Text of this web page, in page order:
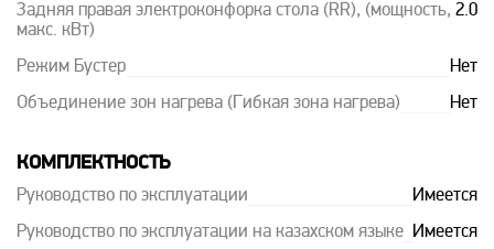
Задняя правая электроконфорка стола (RR), (мощность,
макс. кВт)
2.0
Режим Бустер Нет
Объединение зон нагрева (Гибкая зона нагрева) Нет
КОМПЛЕКТНОСТЬ
Руководство по эксплуатации Имеется
Руководство по эксплуатации на казахском языке Имеется